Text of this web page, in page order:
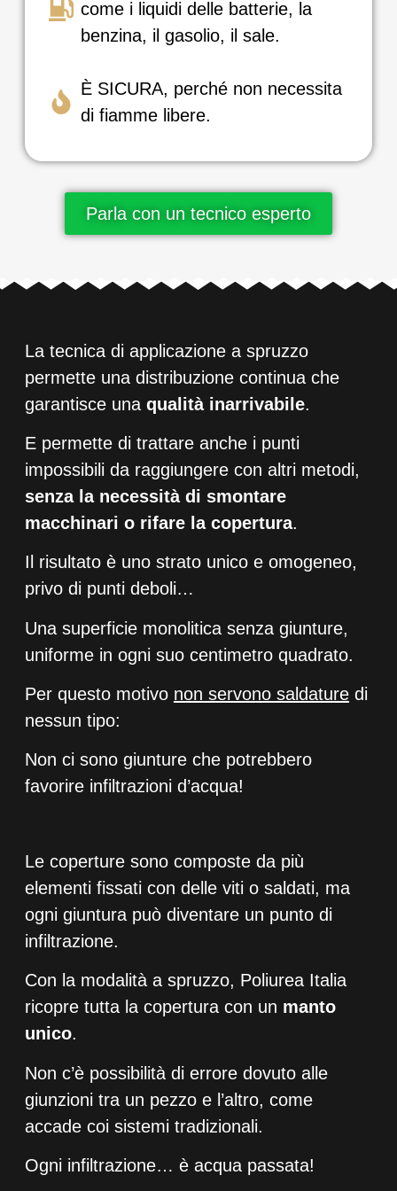
come i liquidi delle batterie, la
benzina, il gasolio, il sale.
È SICURA, perché non necessita
di fiamme libere.
Parla con un tecnico esperto
La tecnica di applicazione a spruzzo
permette una distribuzione continua che
garantisce una qualità inarrivabile.
E permette di trattare anche i punti
impossibili da raggiungere con altri metodi,
senza la necessità di smontare
macchinari o rifare la copertura.
Il risultato è uno strato unico e omogeneo,
privo di punti deboli…
Una superficie monolitica senza giunture,
uniforme in ogni suo centimetro quadrato.
Per questo motivo non servono saldaturedi
nessun tipo:
Non ci sono giunture che potrebbero
favorire infiltrazioni d’acqua!
Le coperture sono composte da più
elementi fissati con delle viti o saldati, ma
ogni giuntura può diventare un punto di
infiltrazione.
Con la modalità a spruzzo, Poliurea Italia
ricopre tutta la copertura con un manto
unico.
Non c’è possibilità di errore dovuto alle
giunzioni tra un pezzo e l’altro, come
accade coi sistemi tradizionali.
Ogni infiltrazione… è acqua passata!